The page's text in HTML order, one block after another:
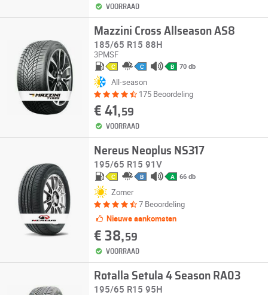
VOORRAAD
Mazzini Cross Allseason AS8
185/65 R15 88H
3PMSF
C C B 70 db
All-season
175 Beoordeling
€ 41,59
VOORRAAD
Nereus Neoplus NS317
195/65 R15 91V
C B A 66 db
Zomer
7 Beoordeling
Nieuwe aankomsten
€ 38,59
VOORRAAD
Rotalla Setula 4 Season RA03
195/65 R15 95H